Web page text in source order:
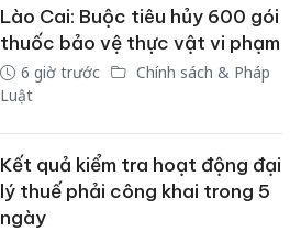
Lào Cai: Buộc tiêu hủy 600 gói
thuốc bảo vệ thực vật vi phạm
6 giờ trước
Chính sách & Pháp
Luật
Kết quả kiểm tra hoạt động đại
lý thuế phải công khai trong 5
ngày